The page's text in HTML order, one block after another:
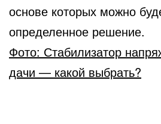
основе которых можно
определенное решение.
Фото: Стабилизатор
дачи — какой выбрать?